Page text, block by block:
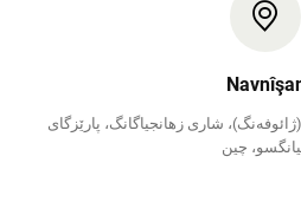
(ژائوفەنگ)، شاری زھانجیاگانگ، پارێزگای
چین